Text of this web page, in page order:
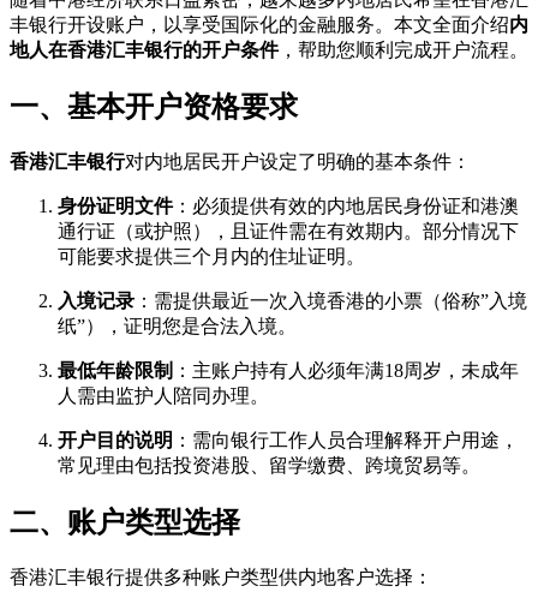
丰银行开设账户，以享受国际化的金融服务。本文全面介绍内
地人在香港汇丰银行的开户条件，帮助您顺利完成开户流程。
一、基本开户资格要求
香港汇丰银行对内地居民开户设定了明确的基本条件：
身份证明文件：必须提供有效的内地居民身份证和港澳
通行证（或护照），且证件需在有效期内。部分情况下
可能要求提供三个月内的住址证明。
入境记录 ：需提供最近一次入境香港的小票（俗称”入境
纸”），证明您是合法入境。
最低年龄限制 ：主账户持有人必须年满18周岁，未成年
人需由监护人陪同办理。
开户目的说明 ：需向银行工作人员合理解释开户用途，
常见理由包括投资港股、留学缴费、跨境贸易等。
二、账户类型选择
香港汇丰银行提供多种账户类型供内地客户选择：